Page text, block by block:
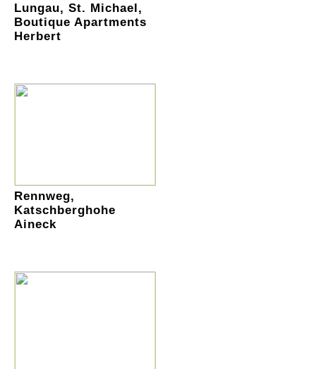
Lungau, St. Michael,
Boutique Apartments
Herbert
Rennweg,
Katschberghohe
Aineck